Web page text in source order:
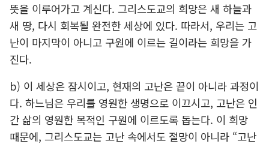
뜻을 이루어가고 계신다. 그리스도교의 희망은 새 하늘과
새 땅, 다시 회복될 완전한 세상에 있다. 따라서, 우리는 고
난이 마지막이 아니고 구원에 이르는 길이라는 희망을 가
진다.
b) 이 세상은 잠시이고, 현재의 고난은 끝이 아니라 과정이
다. 하느님은 우리를 영원한 생명으로 이끄시고, 고난은 인
간 삶의 영원한 목적인 구원에 이르도록 돕는다. 이 희망
때문에, 그리스도교는 고난 속에서도 절망이 아니라 “고난